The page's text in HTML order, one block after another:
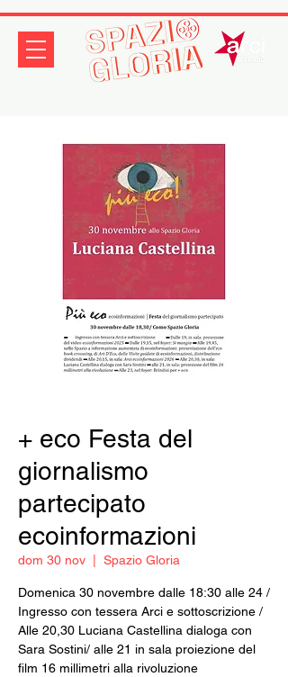
+ eco Festa del
giornalismo
partecipato
ecoinformazioni
dom 30 nov Spazio Gloria
Domenica 30 novembre dalle 18:30 alle 24 /
Ingresso con tessera Arci e sottoscrizione /
Alle 20,30 Luciana Castellina dialoga con
Sara Sostini/ alle 21 in sala proiezione del
film 16 millimetri alla rivoluzione